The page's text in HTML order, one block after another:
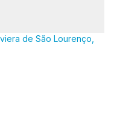
de São Lourenço,